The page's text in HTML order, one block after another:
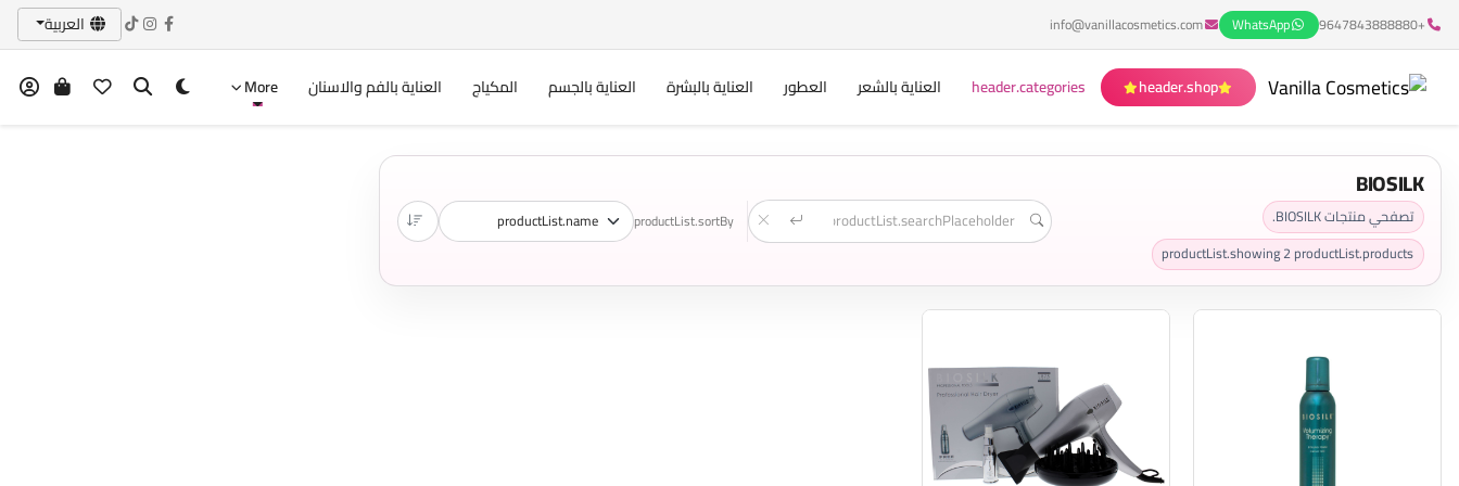
+9647843888880
WhatsApp
info@vanillacosmetics.com العربية
header.shop
header.categories العناية بالشعر العطور العناية بالبشرة العناية بالجسم المكياج العناية بالفم والاسنان More
BIOSILK
تصفحي منتجات BIOSILK.
productList.showing2productList.products
productList.sortBy